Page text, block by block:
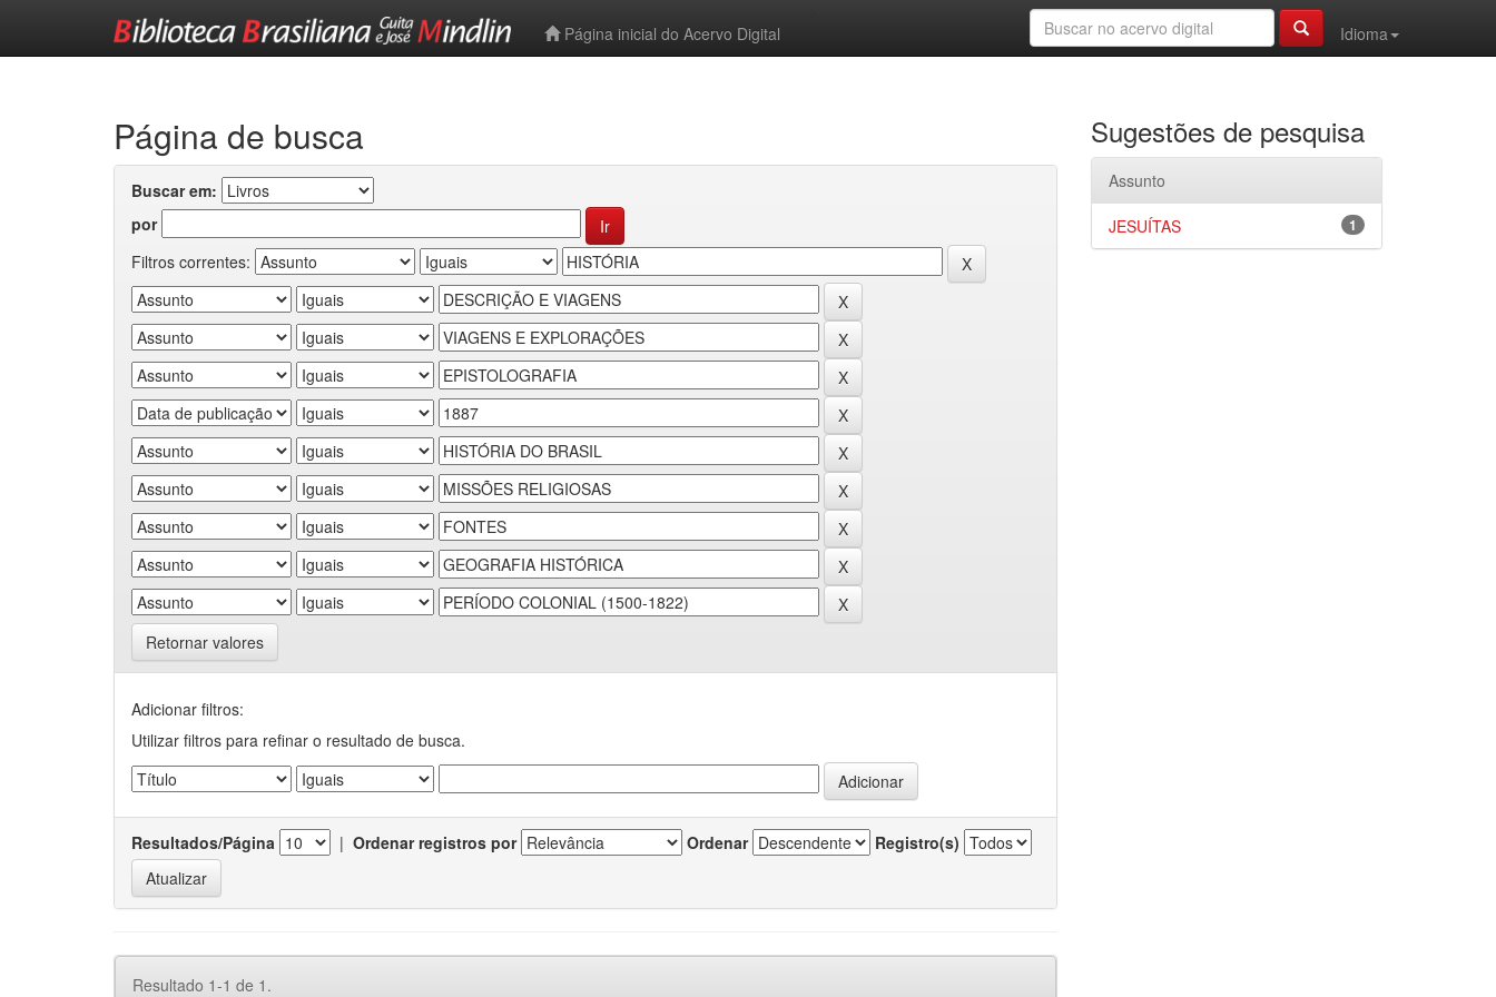
Página inicial do Acervo Digital
Idioma
Página de busca
Buscar em:
por
Filtros correntes:
Retornar valores
Adicionar filtros:
Utilizar filtros para refinar o resultado de busca.
Resultados/Página | Ordenar registros por Ordenar Registro(s)
Resultado 1-1 de 1.
Sugestões de pesquisa
Assunto
1
JESUÍTAS